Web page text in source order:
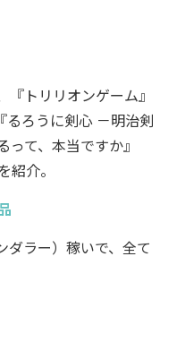
トリリオンゲーム』
るろうに剣心 －明治剣
て、本当ですか』
紹介。
ラー）稼いで、全て